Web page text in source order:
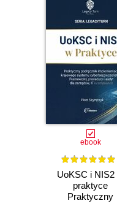
ebook
UoKSC i NIS2
praktyce
Praktyczny